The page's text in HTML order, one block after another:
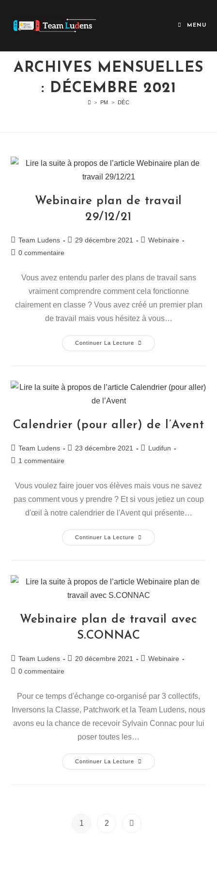
MENU
ARCHIVES MENSUELLES
: DÉCEMBRE 2021
> PM > DÉC
Webinaire plan de travail
29/12/21
Team Ludens 29 décembre 2021
Webinaire
0 commentaire
Vous avez entendu parler des plans de travail sans
vraiment comprendre comment cela fonctionne
clairement en classe ? Vous avez créé un premier plan
de travail mais vous hésitez à vous…
Continuer La Lecture
Calendrier (pour aller) de l’Avent
Team Ludens 23 décembre 2021
Ludifun
1 commentaire
Vous voulez faire jouer vos élèves mais vous ne savez
pas comment vous y prendre ? Et si vous jetiez un coup
d'œil à notre calendrier de l'Avent qui présente…
Continuer La Lecture
Webinaire plan de travail avec
S.CONNAC
Team Ludens 20 décembre 2021
Webinaire
0 commentaire
Pour ce temps d'échange co-organisé par 3 collectifs,
Inversons la Classe, Patchwork et la Team Ludens, nous
avons eu la chance de recevoir Sylvain Connac pour lui
poser toutes les…
Continuer La Lecture
1 2